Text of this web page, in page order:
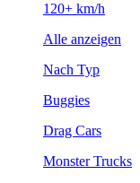
120+ km/h
Alle anzeigen
Nach Typ
Buggies
Drag Cars
Monster Trucks